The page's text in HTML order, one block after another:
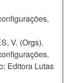
V. (Orgs).
Editora Lutas